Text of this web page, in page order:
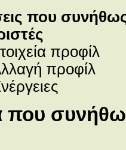
που συνήθως
προφίλ
προφίλ
που